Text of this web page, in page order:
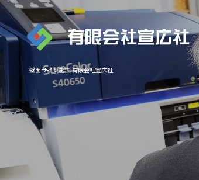
壁面サイン施工|有限会社宣広社